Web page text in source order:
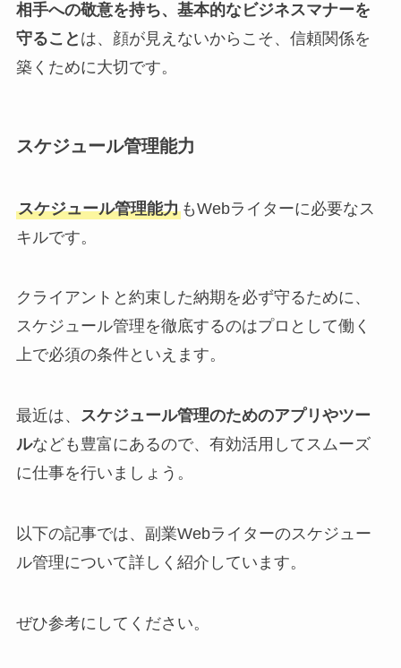
相手への敬意を持ち、基本的なビジネスマナーを
守ること は、顔が見えないからこそ、信頼関係を
築くために大切です。
スケジュール管理能力
スケジュール管理能力もWebライターに必要なス
キルです。
クライアントと約束した納期を必ず守るために、
スケジュール管理を徹底するのはプロとして働く
上で必須の条件といえます。
最近は、 スケジュール管理のためのアプリやツー
ルなども豊富にあるので、有効活用してスムーズ
に仕事を行いましょう。
以下の記事では、副業Webライターのスケジュー
ル管理について詳しく紹介しています。
ぜひ参考にしてください。